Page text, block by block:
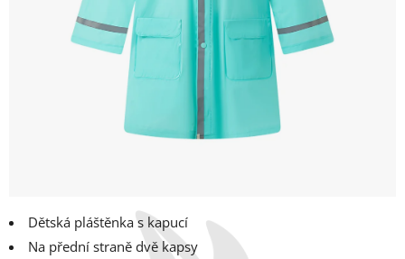
Dětská pláštěnka s kapucí
Na přední straně dvě kapsy